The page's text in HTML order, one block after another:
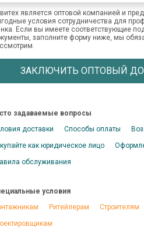
является оптовой компанией и
условия сотрудничества для
Если вы имеете соответствующие
заполните форму ниже, мы
ЗАКЛЮЧИТЬ ОПТОВЫЙ
задаваемые вопросы
доставки
Способы оплаты
как юридическое лицо
обслуживания
условия
Ритейлерам
Строителям